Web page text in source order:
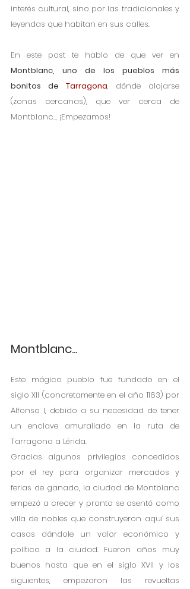
interés cultural, sino por las tradicionales y
leyendas que habitan en sus calles.
Montblanc, uno de los pueblos más
bonitos de Tarragona, dónde alojarse
(zonas cercanas), que ver cerca de
Montblanc… ¡Empezamos!
Montblanc...
Este mágico pueblo fue fundado en el
siglo XII (concretamente en el año 1163) por
Alfonso I, debido a su necesidad de tener
un enclave amurallado en la ruta de
Tarragona a Lérida.
Gracias algunos privilegios concedidos
por el rey para organizar mercados y
ferias de ganado, la ciudad de Montblanc
empezó a crecer y pronto se asentó como
villa de nobles que construyeron aquí sus
casas dándole un valor económico y
político a la ciudad. Fueron años muy
buenos hasta que en el siglo XVII y los
siguientes, empezaron las revueltas